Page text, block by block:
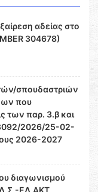
αδείας στο
304678)
σπουδαστριών
που
των παρ. 3.β και
2026/25-02-
2026-2027
διαγωνισμού
Λ.Σ.-ΕΛ.ΑΚΤ.